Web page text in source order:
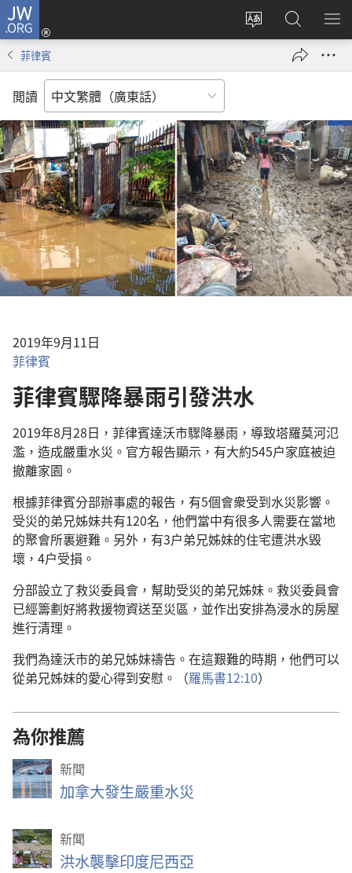
JW.ORG
更
言
登
錄
（開
窗）
搜
尋
JW.ORG
顯
菲律賓
閲讀
2019年9月11日
菲律賓
菲律賓驟降暴雨引發洪水
2019年8月28日，菲律賓達沃市驟降暴雨，導致塔羅莫河氾
濫，造成嚴重水災。官方報告顯示，有大約545户家庭被迫
撤離家園。
根據菲律賓分部辦事處的報告，有5個會衆受到水災影響。
受災的弟兄姊妹共有120名，他們當中有很多人需要在當地
的聚會所裏避難。另外，有3户弟兄姊妹的住宅遭洪水毁
壞，4户受損。
分部設立了救災委員會，幫助受災的弟兄姊妹。救災委員會
已經籌劃好將救援物資送至災區，並作出安排為浸水的房屋
進行清理。
我們為達沃市的弟兄姊妹禱告。在這艱難的時期，他們可以
從弟兄姊妹的愛心得到安慰。（羅馬書12:10）
為你推薦
新聞
加拿大發生嚴重水災
新聞
洪水襲擊印度尼西亞